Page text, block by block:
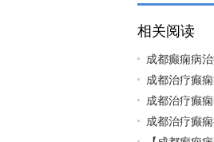
相关阅读
成都癫痫病
成都治疗癫
成都治疗癫
成都治疗癫